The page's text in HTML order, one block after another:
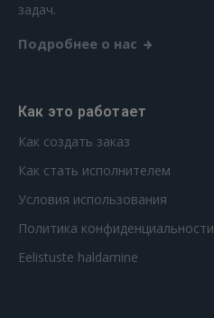
задач.
Подробнее о нас
Как это работает
Как создать заказ
Как стать исполнителем
Условия использования
Политика конфиденциальности
Eelistuste haldamine